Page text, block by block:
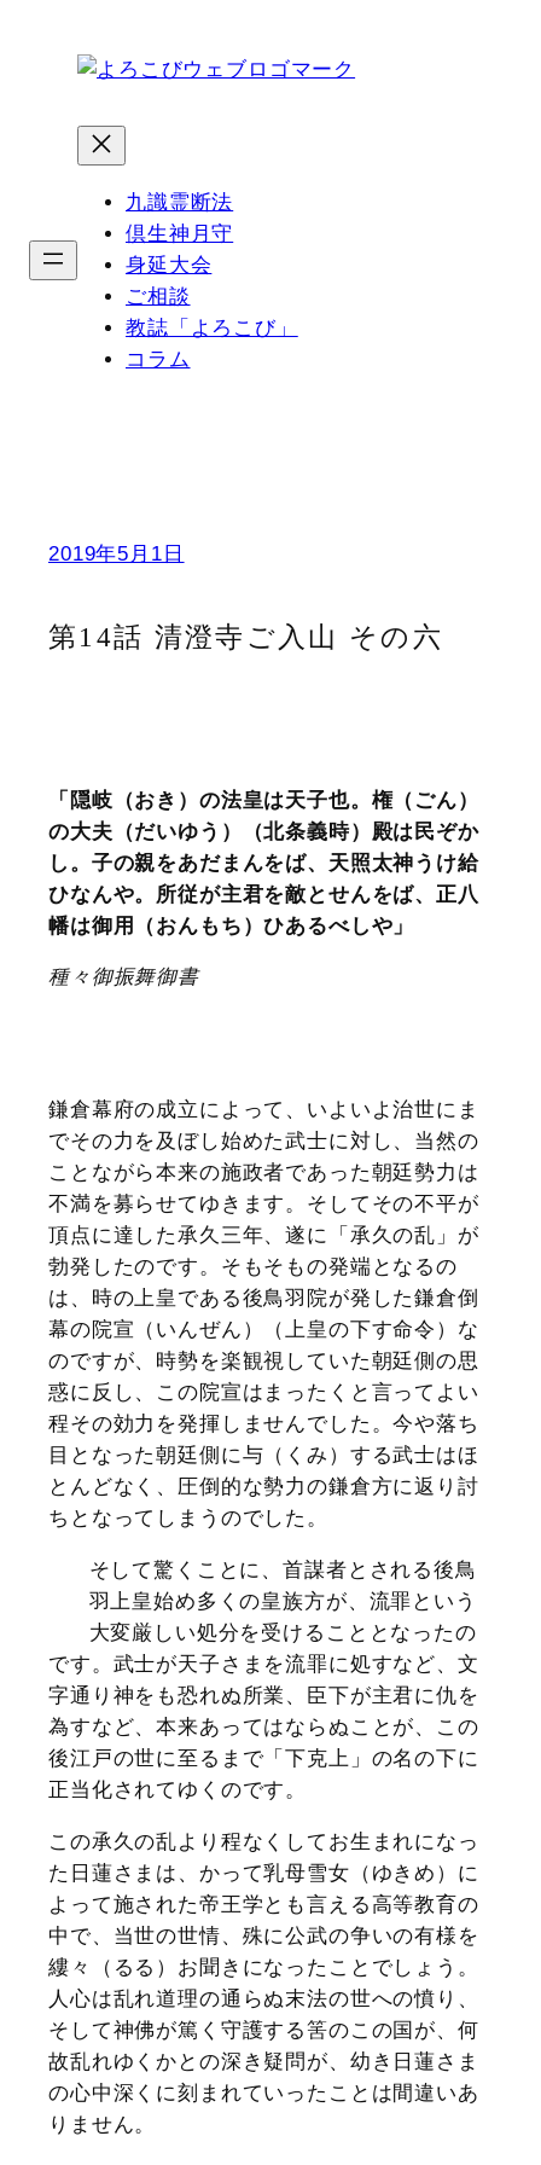
九識霊断法
倶生神月守
身延大会
ご相談
教誌「よろこび」
コラム
2019年5月1日
第14話 清澄寺ご入山 その六
「隠岐（おき）の法皇は天子也。権（ごん）
の大夫（だいゆう）（北条義時）殿は民ぞか
し。子の親をあだまんをば、天照太神うけ給
ひなんや。所従が主君を敵とせんをば、正八
幡は御用（おんもち）ひあるべしや」
種々御振舞御書
鎌倉幕府の成立によって、いよいよ治世にま
でその力を及ぼし始めた武士に対し、当然の
ことながら本来の施政者であった朝廷勢力は
不満を募らせてゆきます。そしてその不平が
頂点に達した承久三年、遂に「承久の乱」が
勃発したのです。そもそもの発端となるの
は、時の上皇である後鳥羽院が発した鎌倉倒
幕の院宣（いんぜん）（上皇の下す命令）な
のですが、時勢を楽観視していた朝廷側の思
惑に反し、この院宣はまったくと言ってよい
程その効力を発揮しませんでした。今や落ち
目となった朝廷側に与（くみ）する武士はほ
とんどなく、圧倒的な勢力の鎌倉方に返り討
ちとなってしまうのでした。
そして驚くことに、首謀者とされる後鳥
羽上皇始め多くの皇族方が、流罪という
大変厳しい処分を受けることとなったの
です。武士が天子さまを流罪に処すなど、文
字通り神をも恐れぬ所業、臣下が主君に仇を
為すなど、本来あってはならぬことが、この
後江戸の世に至るまで「下克上」の名の下に
正当化されてゆくのです。
この承久の乱より程なくしてお生まれになっ
た日蓮さまは、かって乳母雪女（ゆきめ）に
よって施された帝王学とも言える高等教育の
中で、当世の世情、殊に公武の争いの有様を
縷々（るる）お聞きになったことでしょう。
人心は乱れ道理の通らぬ末法の世への憤り、
そして神佛が篤く守護する筈のこの国が、何
故乱れゆくかとの深き疑問が、幼き日蓮さま
の心中深くに刻まれていったことは間違いあ
りません。